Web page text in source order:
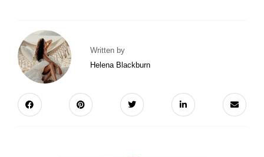
Written by
Helena Blackburn